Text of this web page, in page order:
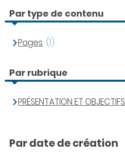
Par type de contenu
Pages (1)
Par rubrique
PRÉSENTATION ET OBJECTIFS
Par date de création